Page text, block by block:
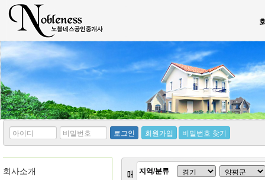
*
아
디
*
비
번
로그인 회원가입 비밀번호 찾기
회사소개
지역/분류